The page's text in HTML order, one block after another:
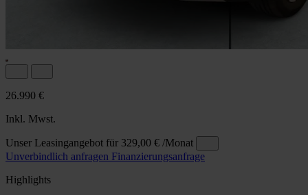
26.990 €
Inkl. Mwst.
Unser Leasingangebot für 329,00 € /Monat
Unverbindlich anfragen Finanzierungsanfrage
Highlights